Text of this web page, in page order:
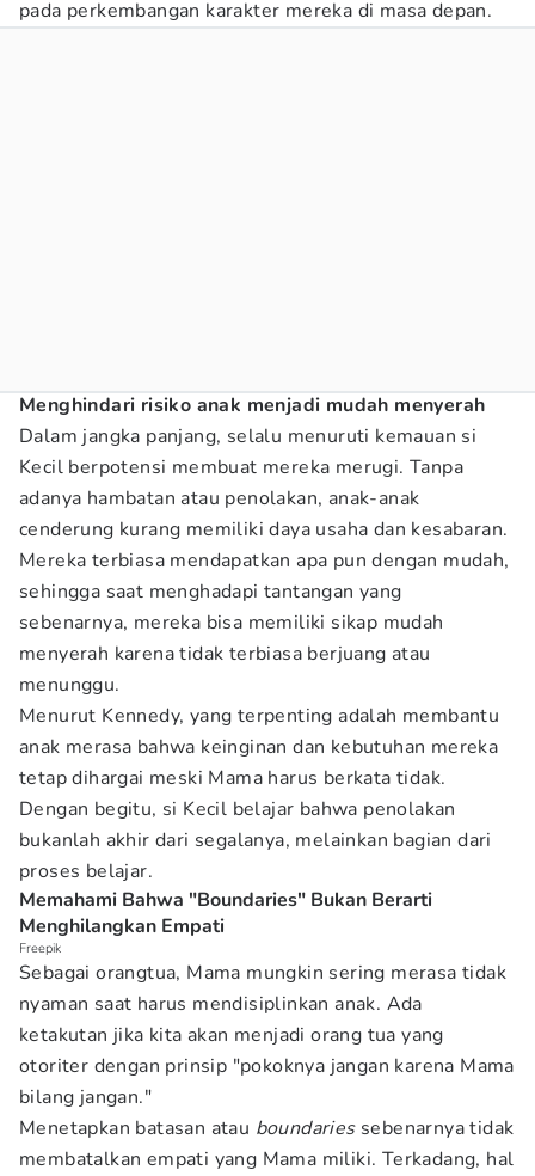
pada perkembangan karakter mereka di masa depan.
Menghindari risiko anak menjadi mudah menyerah
Dalam jangka panjang, selalu menuruti kemauan si
Kecil berpotensi membuat mereka merugi. Tanpa
adanya hambatan atau penolakan, anak-anak
cenderung kurang memiliki daya usaha dan kesabaran.
Mereka terbiasa mendapatkan apa pun dengan mudah,
sehingga saat menghadapi tantangan yang
sebenarnya, mereka bisa memiliki sikap mudah
menyerah karena tidak terbiasa berjuang atau
menunggu.
Menurut Kennedy, yang terpenting adalah membantu
anak merasa bahwa keinginan dan kebutuhan mereka
tetap dihargai meski Mama harus berkata tidak.
Dengan begitu, si Kecil belajar bahwa penolakan
bukanlah akhir dari segalanya, melainkan bagian dari
proses belajar.
Memahami Bahwa "Boundaries" Bukan Berarti
Menghilangkan Empati
Freepik
Sebagai orangtua, Mama mungkin sering merasa tidak
nyaman saat harus mendisiplinkan anak. Ada
ketakutan jika kita akan menjadi orang tua yang
otoriter dengan prinsip "pokoknya jangan karena Mama
bilang jangan."
Menetapkan batasan atau boundariessebenarnya tidak
membatalkan empati yang Mama miliki. Terkadang, hal